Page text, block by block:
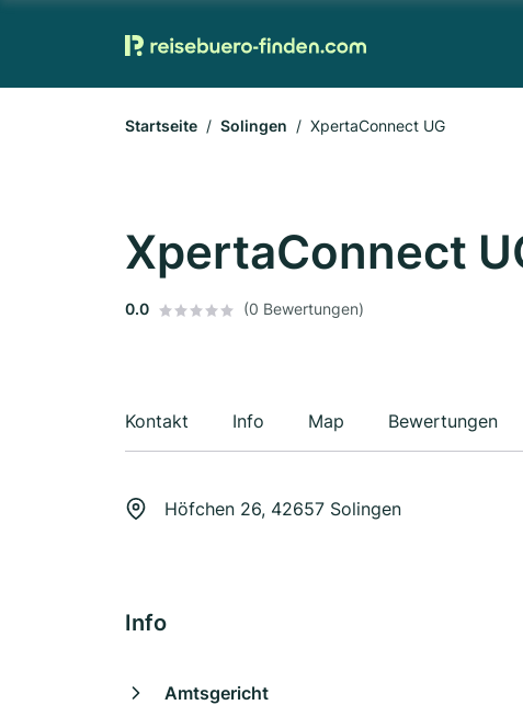
Startseite Solingen XpertaConnect UG
XpertaConnect
0.0 (0 Bewertungen)
Kontakt Info Map Bewertungen
Höfchen 26, 42657 Solingen
Info
Amtsgericht